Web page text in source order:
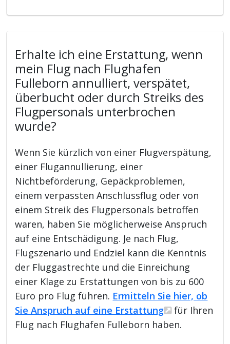
Erhalte ich eine Erstattung, wenn
mein Flug nach Flughafen
Fulleborn annulliert, verspätet,
überbucht oder durch Streiks des
Flugpersonals unterbrochen
wurde?
Wenn Sie kürzlich von einer Flugverspätung,
einer Flugannullierung, einer
Nichtbeförderung, Gepäckproblemen,
einem verpassten Anschlussflug oder von
einem Streik des Flugpersonals betroffen
waren, haben Sie möglicherweise Anspruch
auf eine Entschädigung. Je nach Flug,
Flugszenario und Endziel kann die Kenntnis
der Fluggastrechte und die Einreichung
einer Klage zu Erstattungen von bis zu 600
Euro pro Flug führen. Ermitteln Sie hier, ob
Sie Anspruch auf eine Erstattung
für Ihren
Flug nach Flughafen Fulleborn haben.